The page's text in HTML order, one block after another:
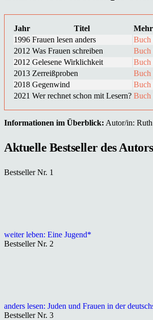
Jahr Titel
1996 Frauen lesen anders
Buch
2012 Was Frauen schreiben
Buch
2012 Gelesene Wirklichkeit
Buch
2013 Zerreißproben
Buch
2018 Gegenwind
Buch
2021 Wer rechnet schon mit Lesern? Buch
Informationen im Überblick: Autor/in:
Aktuelle Bestseller des Autors
Bestseller Nr. 1
weiter leben: Eine Jugend*
Bestseller Nr. 2
anders lesen: Juden und Frauen in der
Bestseller Nr. 3